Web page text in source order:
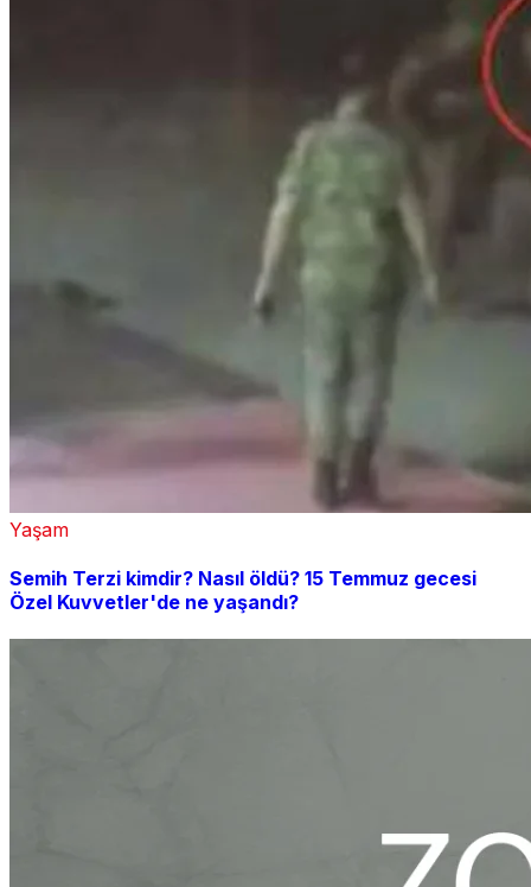
Yaşam
Semih Terzi kimdir? Nasıl öldü? 15 Temmuz gecesi
Özel Kuvvetler'de ne yaşandı?